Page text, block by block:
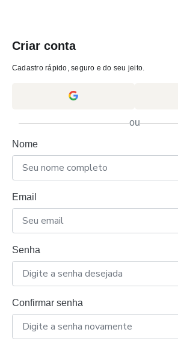
Criar conta
Cadastro rápido, seguro e do seu jeito.
ou
Nome
Email
Senha
Confirmar senha